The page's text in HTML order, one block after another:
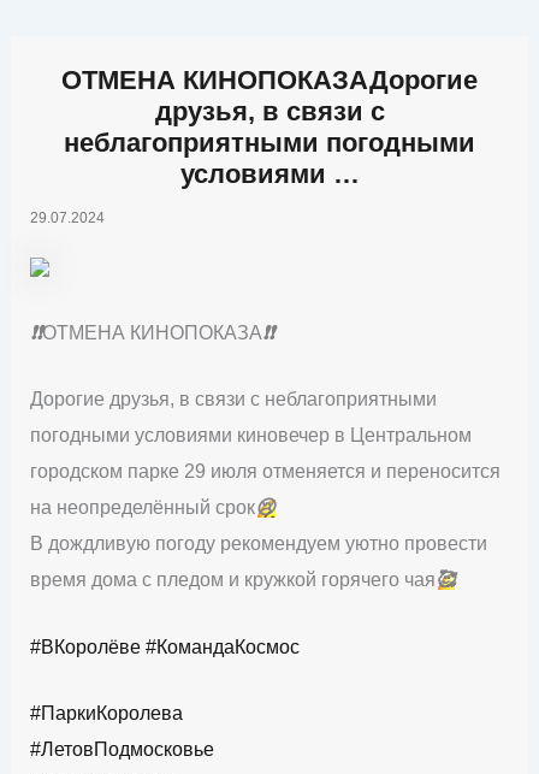
ОТМЕНА КИНОПОКАЗАДорогие
друзья, в связи с
неблагоприятными погодными
условиями …
29.07.2024
❗❗ОТМЕНА КИНОПОКАЗА❗❗
Дорогие друзья, в связи с неблагоприятными
погодными условиями киновечер в Центральном
городском парке 29 июля отменяется и переносится
на неопределённый срок😢
В дождливую погоду рекомендуем уютно провести
время дома с пледом и кружкой горячего чая🥰
#ВКоролёве #КомандаКосмос
#ПаркиКоролева
#ЛетовПодмосковье